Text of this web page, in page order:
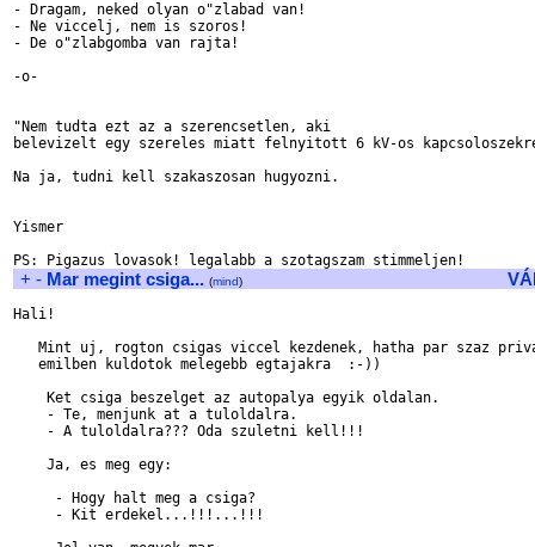
- Dragam, neked olyan o"zlabad van!
- Ne viccelj, nem is szoros!
- De o"zlabgomba van rajta!
-o-
"Nem tudta ezt az a szerencsetlen, aki
belevizelt egy szereles miatt felnyitott 6 kV-os
Na ja, tudni kell szakaszosan hugyozni.
Yismer
+ - Mar megint csiga... (mind)
Hali!
Mint uj, rogton csigas viccel kezdenek, hatha par szaz
   emilben kuldotok melegebb egtajakra  :-))
    Ket csiga beszelget az autopalya egyik oldalan.
    - Te, menjunk at a tuloldalra.
    - A tuloldalra??? Oda szuletni kell!!!
    Ja, es meg egy:
     - Hogy halt meg a csiga?
     - Kit erdekel...!!!...!!!